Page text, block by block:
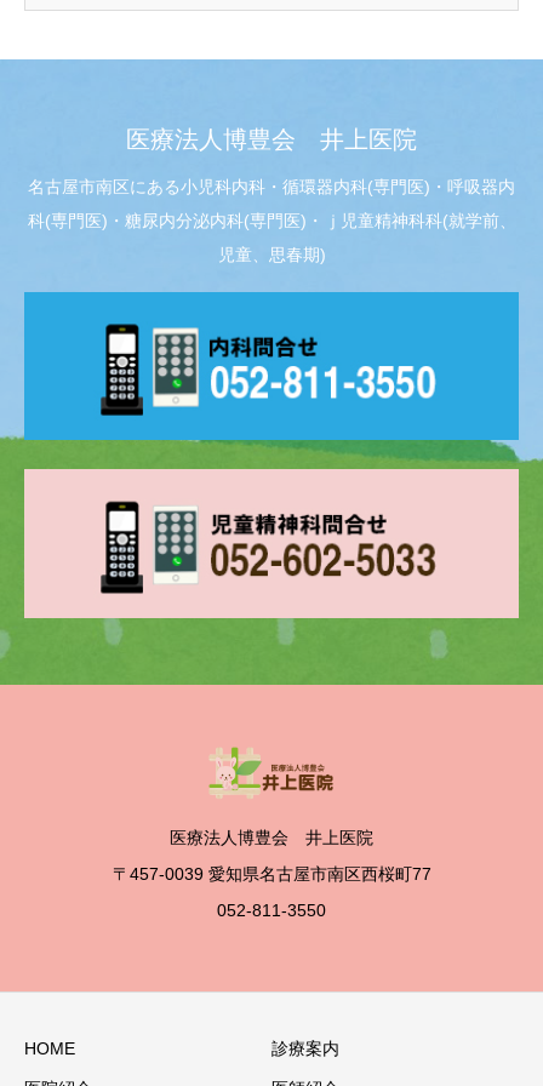
医療法人博豊会 井上医院
名古屋市南区にある小児科内科・循環器内科(専門医)・呼吸器内
科(専門医)・糖尿内分泌内科(専門医)・ｊ児童精神科科(就学前、
児童、思春期)
医療法人博豊会 井上医院
〒457-0039 愛知県名古屋市南区西桜町77
052-811-3550
HOME 診療案内